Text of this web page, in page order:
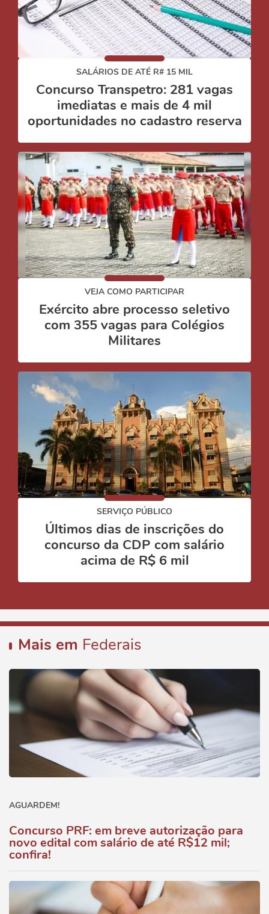
SALÁRIOS DE ATÉ R# 15 MIL
Concurso Transpetro: 281 vagas
imediatas e mais de 4 mil
oportunidades no cadastro reserva
VEJA COMO PARTICIPAR
Exército abre processo seletivo
com 355 vagas para Colégios
Militares
SERVIÇO PÚBLICO
Últimos dias de inscrições do
concurso da CDP com salário
acima de R$ 6 mil
Mais em Federais
AGUARDEM!
Concurso PRF: em breve autorização para
novo edital com salário de até R$12 mil;
confira!